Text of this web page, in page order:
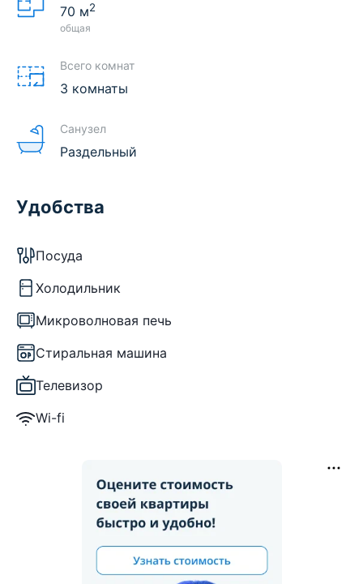
70 м2
общая
Всего комнат
3 комнаты
Санузел
Раздельный
Удобства
Посуда
Холодильник
Микроволновая печь
Стиральная машина
Телевизор
Wi-fi